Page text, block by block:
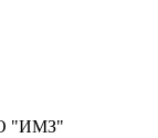
"ИМЗ"